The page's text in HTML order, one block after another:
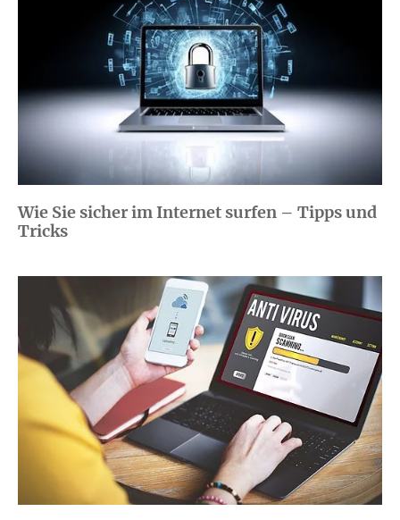
Wie Sie sicher im Internet surfen – Tipps und
Tricks